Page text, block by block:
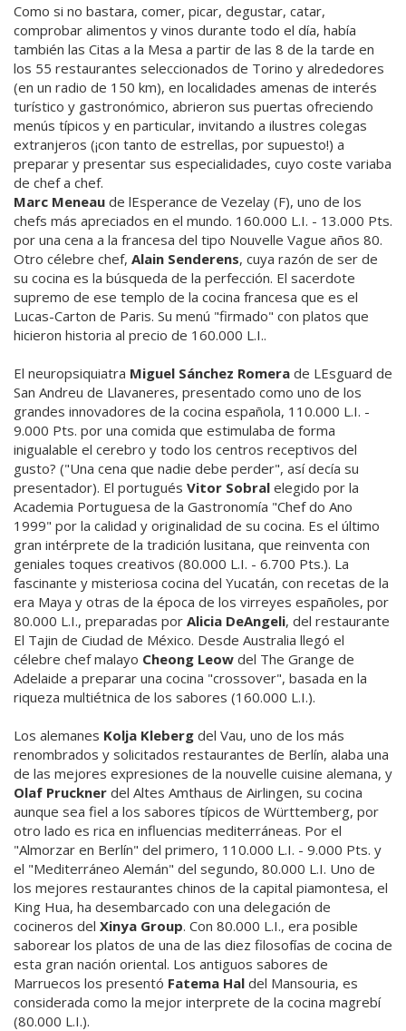
Como si no bastara, comer, picar, degustar, catar,
comprobar alimentos y vinos durante todo el día, había
también las Citas a la Mesa a partir de las 8 de la tarde en
los 55 restaurantes seleccionados de Torino y alrededores
(en un radio de 150 km), en localidades amenas de interés
turístico y gastronómico, abrieron sus puertas ofreciendo
menús típicos y en particular, invitando a ilustres colegas
extranjeros (¡con tanto de estrellas, por supuesto!) a
preparar y presentar sus especialidades, cuyo coste variaba
de chef a chef.
Marc Meneau de lEsperance de Vezelay (F), uno de los
chefs más apreciados en el mundo. 160.000 L.I. - 13.000 Pts.
por una cena a la francesa del tipo Nouvelle Vague años 80.
Otro célebre chef, Alain Senderens, cuya razón de ser de
su cocina es la búsqueda de la perfección. El sacerdote
supremo de ese templo de la cocina francesa que es el
Lucas-Carton de Paris. Su menú "firmado" con platos que
hicieron historia al precio de 160.000 L.I..
El neuropsiquiatra Miguel Sánchez Romera de LEsguard de
San Andreu de Llavaneres, presentado como uno de los
grandes innovadores de la cocina española, 110.000 L.I. -
9.000 Pts. por una comida que estimulaba de forma
inigualable el cerebro y todo los centros receptivos del
gusto? ("Una cena que nadie debe perder", así decía su
presentador). El portugués Vitor Sobral elegido por la
Academia Portuguesa de la Gastronomía "Chef do Ano
1999" por la calidad y originalidad de su cocina. Es el último
gran intérprete de la tradición lusitana, que reinventa con
geniales toques creativos (80.000 L.I. - 6.700 Pts.). La
fascinante y misteriosa cocina del Yucatán, con recetas de la
era Maya y otras de la época de los virreyes españoles, por
80.000 L.I., preparadas por Alicia DeAngeli, del restaurante
El Tajin de Ciudad de México. Desde Australia llegó el
célebre chef malayo Cheong Leow del The Grange de
Adelaide a preparar una cocina "crossover", basada en la
riqueza multiétnica de los sabores (160.000 L.I.).
Los alemanes Kolja Kleberg del Vau, uno de los más
renombrados y solicitados restaurantes de Berlín, alaba una
de las mejores expresiones de la nouvelle cuisine alemana, y
Olaf Pruckner del Altes Amthaus de Airlingen, su cocina
aunque sea fiel a los sabores típicos de Württemberg, por
otro lado es rica en influencias mediterráneas. Por el
"Almorzar en Berlín" del primero, 110.000 L.I. - 9.000 Pts. y
el "Mediterráneo Alemán" del segundo, 80.000 L.I. Uno de
los mejores restaurantes chinos de la capital piamontesa, el
King Hua, ha desembarcado con una delegación de
cocineros del Xinya Group. Con 80.000 L.I., era posible
saborear los platos de una de las diez filosofías de cocina de
esta gran nación oriental. Los antiguos sabores de
Marruecos los presentó Fatema Hal del Mansouria, es
considerada como la mejor interprete de la cocina magrebí
(80.000 L.I.).